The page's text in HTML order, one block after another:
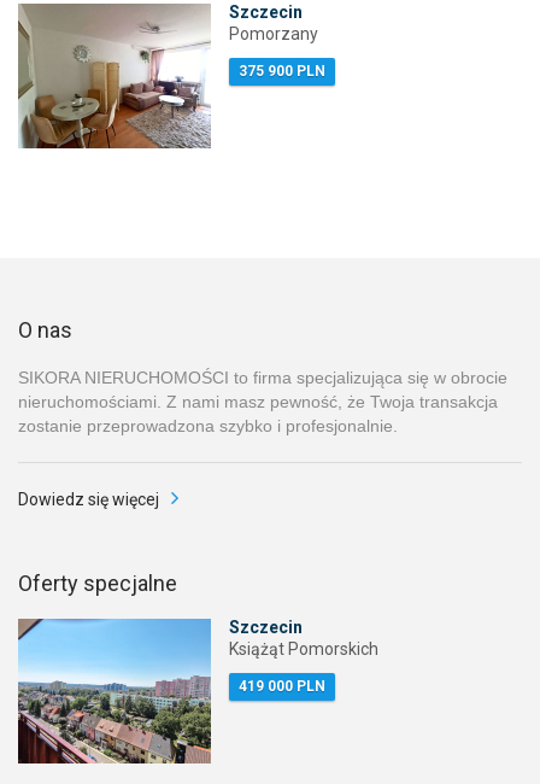
Szczecin
Pomorzany
375 900 PLN
O nas
SIKORA NIERUCHOMOŚCI to firma specjalizująca się w obrocie
nieruchomościami. Z nami masz pewność, że Twoja transakcja
zostanie przeprowadzona szybko i profesjonalnie.
Dowiedz się więcej
Oferty specjalne
Szczecin
Książąt Pomorskich
419 000 PLN